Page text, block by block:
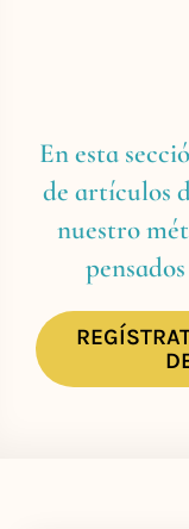
En esta
de artículos
nuestro